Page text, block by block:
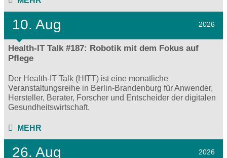
10. Aug 2026
Health-IT Talk #187: Robotik mit dem Fokus auf
Pflege
Der Health-IT Talk (HITT) ist eine monatliche
Veranstaltungsreihe in Berlin-Brandenburg für Anwender,
Hersteller, Berater, Forscher und Entscheider der digitalen
Gesundheitswirtschaft.
MEHR
26. Aug 2026